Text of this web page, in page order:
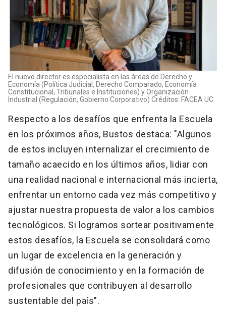
El nuevo director es especialista en las áreas de Derecho y
Economía (Política Judicial, Derecho Comparado, Economía
Constitucional, Tribunales e Instituciones) y Organización
Industrial (Regulación, Gobierno Corporativo) Créditos: FACEA UC.
Respecto a los desafíos que enfrenta la Escuela
en los próximos años, Bustos destaca: "Algunos
de estos incluyen internalizar el crecimiento de
tamaño acaecido en los últimos años, lidiar con
una realidad nacional e internacional más incierta,
enfrentar un entorno cada vez más competitivo y
ajustar nuestra propuesta de valor a los cambios
tecnológicos. Si logramos sortear positivamente
estos desafíos, la Escuela se consolidará como
un lugar de excelencia en la generación y
difusión de conocimiento y en la formación de
profesionales que contribuyen al desarrollo
sustentable del país".